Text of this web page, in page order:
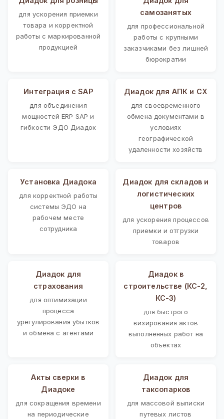
для ускорения приемки
товара и корректной
работы с маркированной
продукцией
самозанятых
для профессиональной
работы с крупными
заказчиками без лишней
бюрократии
Интеграция с SAP
для объединения
мощностей ERP SAP и
гибкости ЭДО Диадок
Диадок для АПК и СХ
для своевременного
обмена документами в
условиях
географической
удаленности хозяйств
Установка Диадока
для корректной работы
системы ЭДО на
рабочем месте
сотрудника
Диадок для складов и
логистических
центров
для ускорения процессов
приемки и отгрузки
товаров
Диадок для
страхования
для оптимизации
процесса
урегулирования убытков
и обмена с агентами
Диадок в
строительстве (КС-2,
КС-3)
для быстрого
визирования актов
выполненных работ на
объектах
Акты сверки в
Диадоке
для сокращения времени
на периодические
Диадок для
таксопарков
для массовой выписки
путевых листов